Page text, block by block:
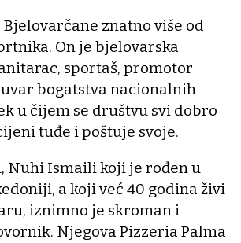
znatno više od
On je bjelovarska
sportaš, promotor
bogatstva nacionalnih
u čijem se društvu svi dobro
tuđe i poštuje svoje.
Nuhi Ismaili koji je rođen u
a koji već 40 godina živi
iznimno je skroman i
Njegova Pizzeria Palma